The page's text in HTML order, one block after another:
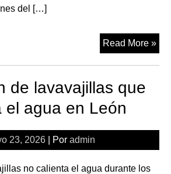
del […]
Read More »
de
de lavavajillas que
el agua en León
23, 2026 | Por admin
no calienta el agua durante los